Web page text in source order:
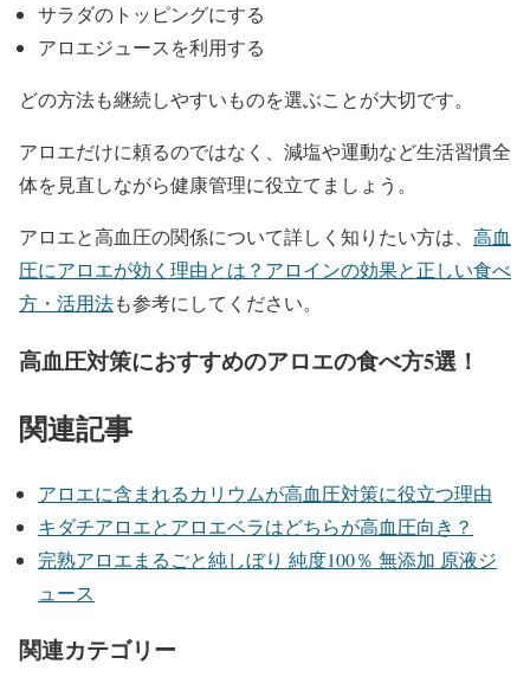
サラダのトッピングにする
アロエジュースを利用する
どの方法も継続しやすいものを選ぶことが大切です。
アロエだけに頼るのではなく、減塩や運動など生活習慣全
体を見直しながら健康管理に役立てましょう。
アロエと高血圧の関係について詳しく知りたい方は、 高血
圧にアロエが効く理由とは？アロインの効果と正しい食べ
方・活用法も参考にしてください。
高血圧対策におすすめのアロエの食べ方5選！
関連記事
アロエに含まれるカリウムが高血圧対策に役立つ理由
キダチアロエとアロエベラはどちらが高血圧向き？
完熟アロエまるごと純しぼり 純度100％ 無添加 原液ジ
ュース
関連カテゴリー